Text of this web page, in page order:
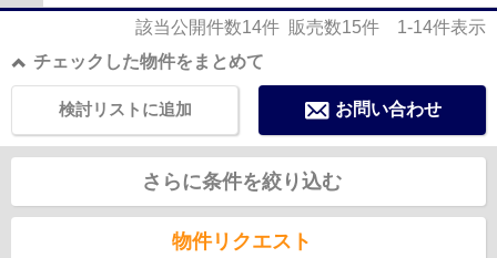
該当公開件数14件 販売数15件 1-14件表示
チェックした物件をまとめて
お問い合わせ
検討リストに追加
さらに条件を絞り込む
物件リクエスト